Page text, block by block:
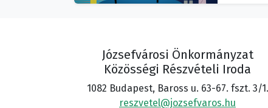
Józsefvárosi Önkormányzat
Közösségi Részvételi Iroda
1082 Budapest, Baross u. 63-67. fszt. 3/1.
reszvetel@jozsefvaros.hu